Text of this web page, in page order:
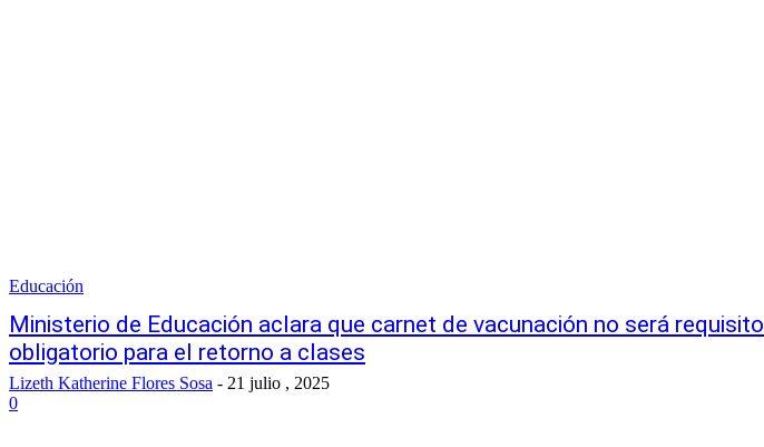
Educación
Ministerio de Educación aclara que carnet de vacunación no será requisito
obligatorio para el retorno a clases
Lizeth Katherine Flores Sosa - 21 julio , 2025
0